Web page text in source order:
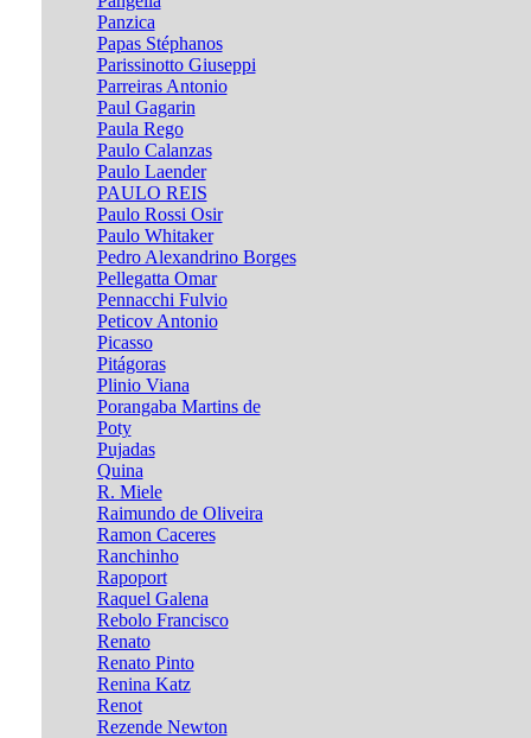
Panzica
Papas Stéphanos
Parissinotto Giuseppi
Parreiras Antonio
Paul Gagarin
Paula Rego
Paulo Calanzas
Paulo Laender
PAULO REIS
Paulo Rossi Osir
Paulo Whitaker
Pedro Alexandrino Borges
Pellegatta Omar
Pennacchi Fulvio
Peticov Antonio
Picasso
Pitágoras
Plinio Viana
Porangaba Martins de
Poty
Pujadas
Quina
R. Miele
Raimundo de Oliveira
Ramon Caceres
Ranchinho
Rapoport
Raquel Galena
Rebolo Francisco
Renato
Renato Pinto
Renina Katz
Renot
Rezende Newton